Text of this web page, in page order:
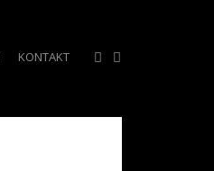
KONTAKT